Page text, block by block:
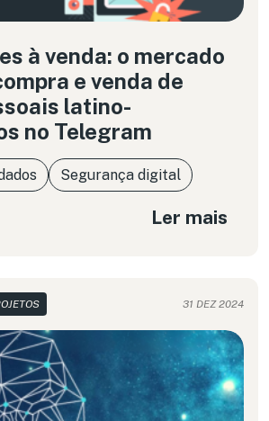
à venda: o mercado
e venda de
latino-
no Telegram
Segurança digital
Ler mais
31 DEZ 2024